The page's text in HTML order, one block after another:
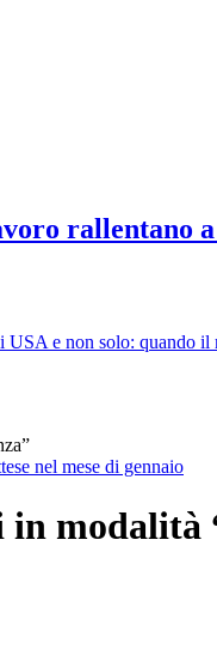
rallentano a
e non solo: quando il
nel mese di gennaio
modalità